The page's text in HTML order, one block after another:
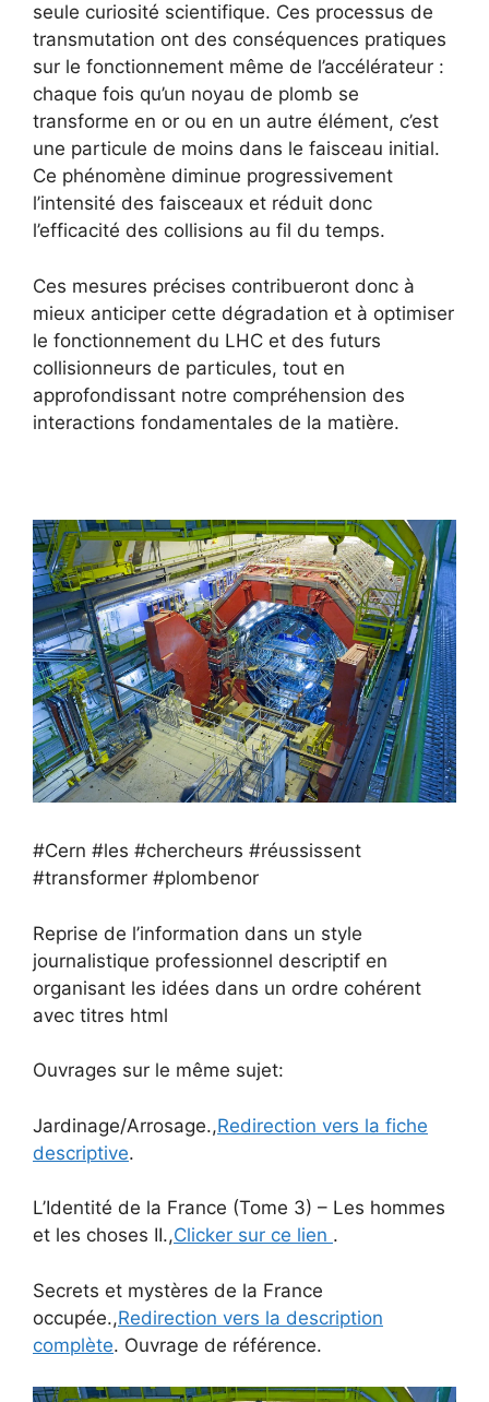
seule curiosité scientifique. Ces processus de
transmutation ont des conséquences pratiques
sur le fonctionnement même de l’accélérateur :
chaque fois qu’un noyau de plomb se
transforme en or ou en un autre élément, c’est
une particule de moins dans le faisceau initial.
Ce phénomène diminue progressivement
l’intensité des faisceaux et réduit donc
l’efficacité des collisions au fil du temps.
Ces mesures précises contribueront donc à
mieux anticiper cette dégradation et à optimiser
le fonctionnement du LHC et des futurs
collisionneurs de particules, tout en
approfondissant notre compréhension des
interactions fondamentales de la matière.
#Cern #les #chercheurs #réussissent
#transformer #plombenor
Reprise de l’information dans un style
journalistique professionnel descriptif en
organisant les idées dans un ordre cohérent
avec titres html
Ouvrages sur le même sujet:
Jardinage/Arrosage.,Redirection vers la fiche
descriptive.
L’Identité de la France (Tome 3) – Les hommes
et les choses II.,Clicker sur ce lien .
Secrets et mystères de la France
occupée.,Redirection vers la description
complète. Ouvrage de référence.